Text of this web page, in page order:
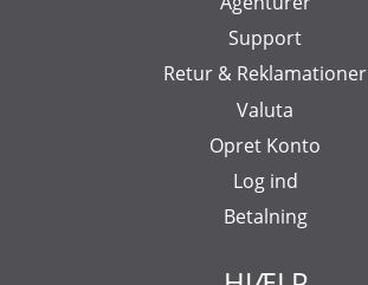
Support
Retur & Reklamationer
Valuta
Opret Konto
Log ind
Betalning